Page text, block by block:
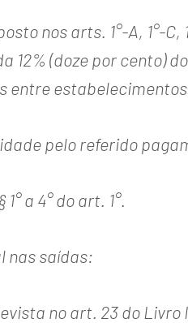
nos arts. 1°-A, 1°-
12% (doze por cento)
estabelecimentos
pelo referido
a 4° do art. 1°.
nas saídas:
no art. 23 do Livro